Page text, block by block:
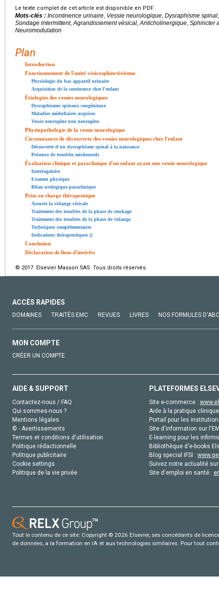
Le texte complet de cet article est disponible en PDF.
Mots-clés : Incontinence urinaire, Vessie neurologique, Dysraphisme
Sondage intermittent, Agrandissement vésical, Anticholinergique, Sphincter
Neuromodulation
Plan
Introduction
Fonctionnement de l'unité vésicosphinctérienne
Physiologie du bas appareil urinaire
Acquisition de la continence chez l'enfant
Étiologies des vessies neurologiques
Dysraphismes spinaux congénitaux
Maladies médullaires acquises
Vessie neurogène non neurogène
Physiopathologie de la vessie neurologique
Circonstances de découverte des vessies neurologiques chez l'enfant
Découverte d'un dysraphisme spinal à la naissance
Présence de troubles mictionnels
Évaluation clinique et paraclinique d'un enfant ayant une vessie neurologique
Interrogatoire
Examen physique
Bilan urologique paraclinique
Prise en charge thérapeutique
Assurer la vidange vésicale
Traitement des troubles de la phase de stockage
Traitement des troubles de la phase de vidange
Techniques complémentaires
Indications thérapeutiques ()
Conclusion
Déclaration de liens d'intérêts
© 2017 Elsevier Masson SAS. Tous droits réservés.
ACCÈS RAPIDES
DOMAINES TRAITÉS EMC REVUES LIVRES NOS FORMULES
MON COMPTE
CRÉER UN COMPTE
AIDE & SUPPORT
Contactez-nous / FAQ
Qui sommes-nous ?
Mentions légales
© - Avertissements
Termes et conditions d'utilisation
Politique rédactionnelle
Politique publicitaire
Cookie settings
Politique de la vie privée
PLATEFORMES
Site e-commerce :
Aide à la pratique
Portail pour les
Site d'information sur
E-learning pour les
Bibliothèque d'e-books
Blog special IFSI :
Suivez notre actualité
Site d'emploi en santé :
Tout le contenu de ce site: Copyright © 2026 Elsevier, ses concédants de
de données, a la formation en IA et aux technologies similaires. Pour tout